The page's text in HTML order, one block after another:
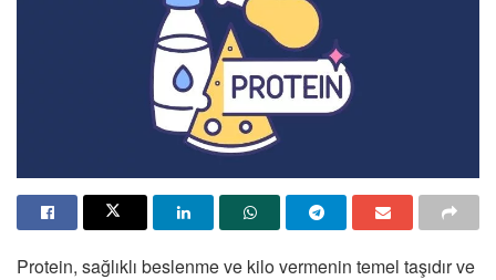
Protein, sağlıklı beslenme ve kilo vermenin temel taşıdır ve